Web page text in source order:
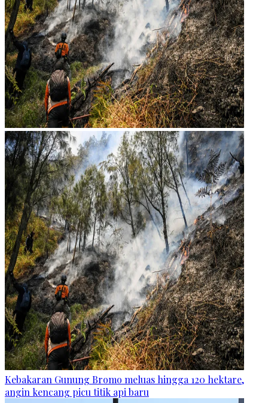
Kebakaran Gunung Bromo meluas hingga 120 hektare,
angin kencang picu titik api baru